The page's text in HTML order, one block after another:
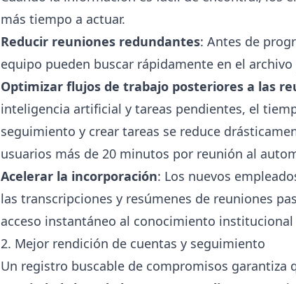
más tiempo a actuar.
Reducir reuniones redundantes: Antes de
equipo pueden buscar rápidamente en el
Optimizar flujos de trabajo posteriores a las
inteligencia artificial y tareas pendientes, el
seguimiento y crear tareas se reduce
usuarios más de 20 minutos por reunión al
Acelerar la incorporación: Los nuevos
las transcripciones y resúmenes de reuniones
acceso instantáneo al conocimiento
2. Mejor rendición de cuentas y seguimiento
Un registro buscable de compromisos garantiza